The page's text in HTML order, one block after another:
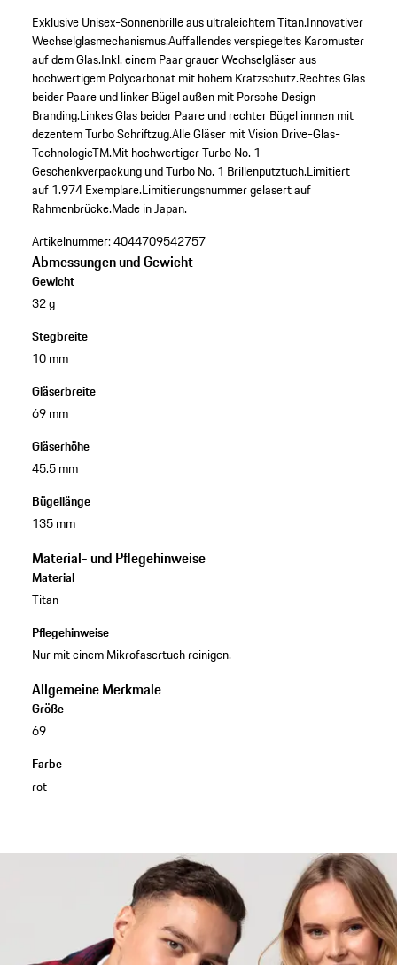
Exklusive Unisex-Sonnenbrille aus ultraleichtem Titan.Innovativer
Wechselglasmechanismus.Auffallendes verspiegeltes Karomuster
auf dem Glas.Inkl. einem Paar grauer Wechselgläser aus
hochwertigem Polycarbonat mit hohem Kratzschutz.Rechtes Glas
beider Paare und linker Bügel außen mit Porsche Design
Branding.Linkes Glas beider Paare und rechter Bügel innnen mit
dezentem Turbo Schriftzug.Alle Gläser mit Vision Drive-Glas-
TechnologieTM.Mit hochwertiger Turbo No. 1
Geschenkverpackung und Turbo No. 1 Brillenputztuch.Limitiert
auf 1.974 Exemplare.Limitierungsnummer gelasert auf
Rahmenbrücke.Made in Japan.
Artikelnummer:4044709542757
Abmessungen und Gewicht
Gewicht
32 g
Stegbreite
10 mm
Gläserbreite
69 mm
Gläserhöhe
45.5 mm
Bügellänge
135 mm
Material- und Pflegehinweise
Material
Titan
Pflegehinweise
Nur mit einem Mikrofasertuch reinigen.
Allgemeine Merkmale
Größe
69
Farbe
rot